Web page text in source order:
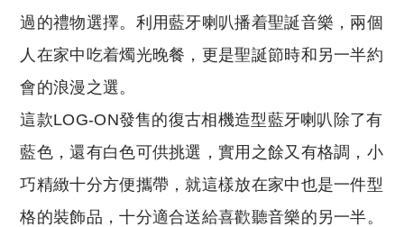
過的禮物選擇。利用藍牙喇叭播着聖誕音樂，兩個
人在家中吃着燭光晚餐，更是聖誕節時和另一半約
會的浪漫之選。
這款LOG-ON發售的復古相機造型藍牙喇叭除了有
藍色，還有白色可供挑選，實用之餘又有格調，小
巧精緻十分方便攜帶，就這樣放在家中也是一件型
格的裝飾品，十分適合送給喜歡聽音樂的另一半。